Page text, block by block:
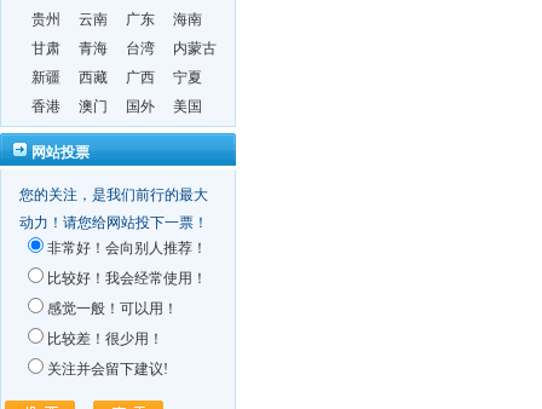
贵州
云南 广东
海南
甘肃
青海 台湾
内蒙古
新疆
西藏 广西
宁夏
香港
澳门 国外 美国
网站投票
您的关注，是我们前行的最大
动力！请您给网站投下一票！
非常好！会向别人推荐！
比较好！我会经常使用！
感觉一般！可以用！
比较差！很少用！
关注并会留下建议!